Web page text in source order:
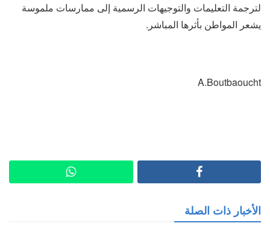
لترجمة التعليمات والتوجيهات الرسمية إلى ممارسات ملموسة
يشعر المواطن بأثرها المباشر.
A.Boutbaoucht
الأخبار ذات الصلة